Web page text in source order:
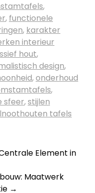
,
, functionele
, karakter
interieur
hout,
design,
,onderhoud
,
sfeer,stijlen
tafels
Element in
Maatwerk
→